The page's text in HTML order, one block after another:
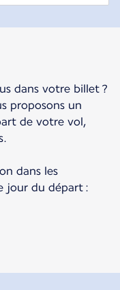
dans votre billet ?
proposons un
de votre vol,
dans les
jour du départ :